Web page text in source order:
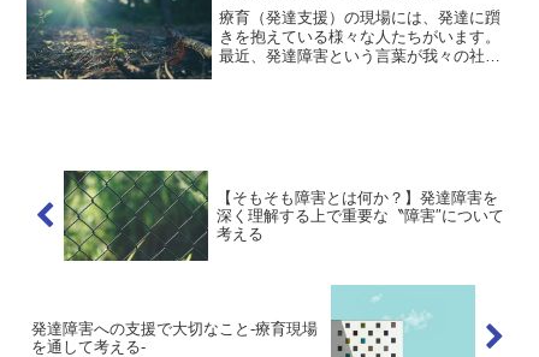
療育（発達支援）の現場には、発達に躓
きを抱えている様々な人たちがいます。
最近、発達障害という言葉が我々の社会
【そもそも障害とは何か？】発達障害を
深く理解する上で重要な〝障害″について
考える
発達障害への支援で大切なこと-療育現場
を通して考える-